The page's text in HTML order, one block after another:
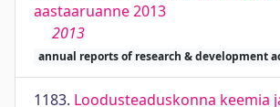
aastaaruanne 2013
2013
annual reports of research & development
1183. Loodusteaduskonna keemia